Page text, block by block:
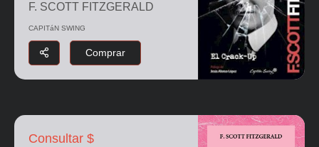
F. SCOTT FITZGERALD
CAPITáN SWING
Comprar
Consultar $